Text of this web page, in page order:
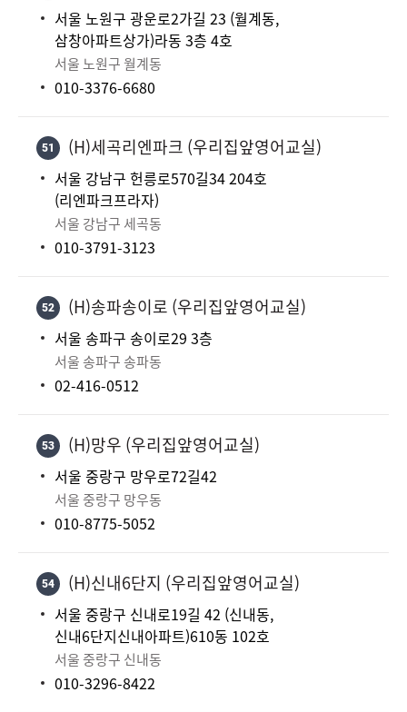
서울 노원구 광운로2가길 23 (월계동,
삼창아파트상가)라동 3층 4호
서울 노원구 월계동
010-3376-6680
51 (H)세곡리엔파크 (우리집앞영어교실)
서울 강남구 헌릉로570길34 204호
(리엔파크프라자)
서울 강남구 세곡동
010-3791-3123
52 (H)송파송이로 (우리집앞영어교실)
서울 송파구 송이로29 3층
서울 송파구 송파동
02-416-0512
53 (H)망우 (우리집앞영어교실)
서울 중랑구 망우로72길42
서울 중랑구 망우동
010-8775-5052
54 (H)신내6단지 (우리집앞영어교실)
서울 중랑구 신내로19길 42 (신내동,
신내6단지신내아파트)610동 102호
서울 중랑구 신내동
010-3296-8422